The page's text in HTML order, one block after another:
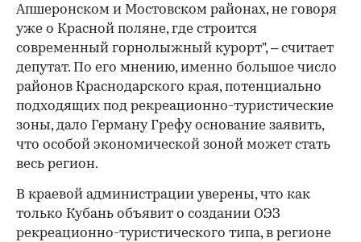
Апшеронском и Мостовском районах, не говоря
уже о Красной поляне, где строится
современный горнолыжный курорт", – считает
депутат. По его мнению, именно большое число
районов Краснодарского края, потенциально
подходящих под рекреационно-туристические
зоны, дало Герману Грефу основание заявить,
что особой экономической зоной может стать
весь регион.
В краевой администрации уверены, что как
только Кубань объявит о создании ОЭЗ
рекреационно-туристического типа, в регионе